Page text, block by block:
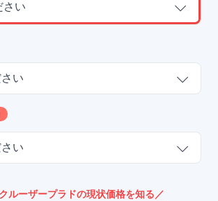
さい
い
い
ルーザープラドの現状価格を知る／